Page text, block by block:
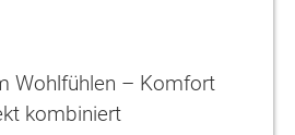
Wohlfühlen – Komfort
kombiniert